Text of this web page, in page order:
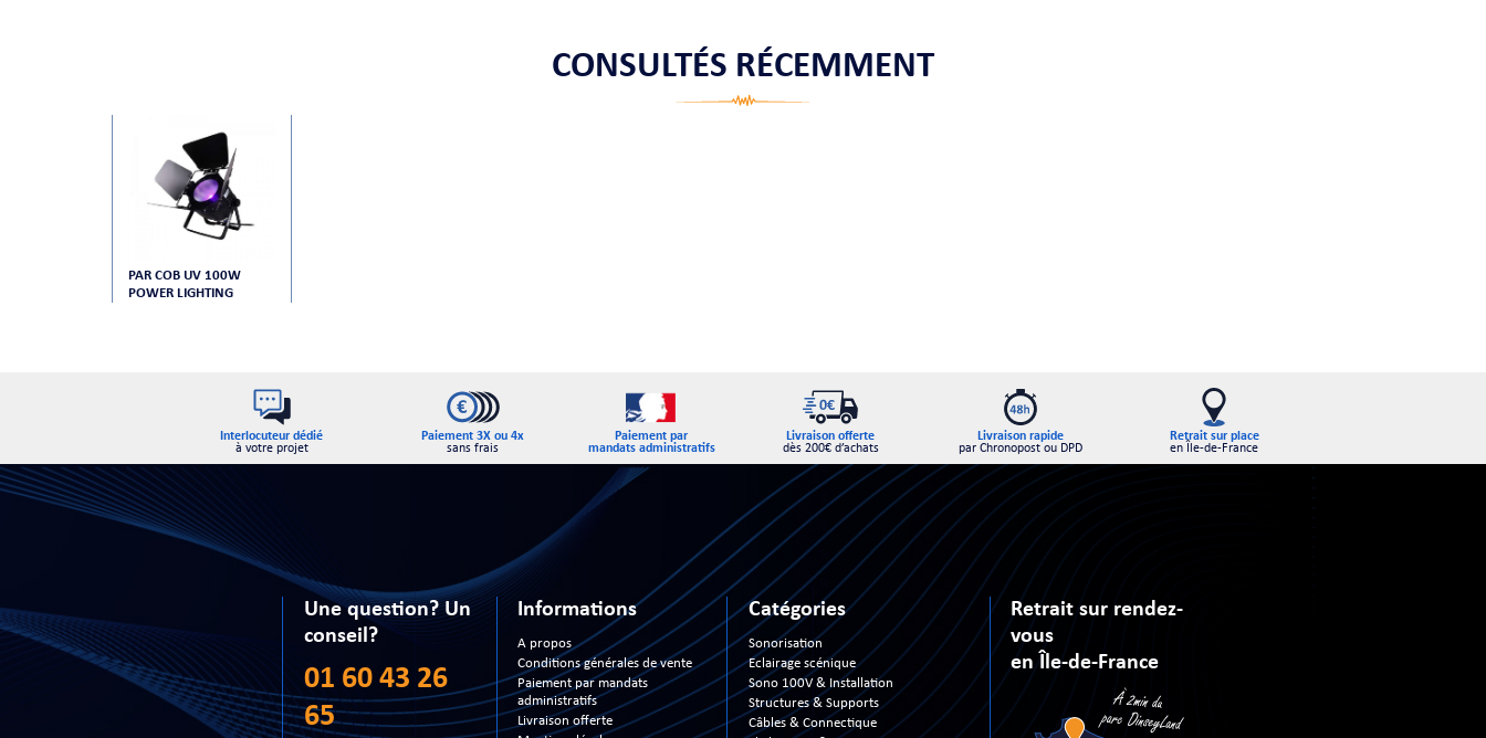
CONSULTÉS RÉCEMMENT
PAR COB UV 100W
POWER LIGHTING
Interlocuteur dédié
à votre projet
Paiement 3X ou 4x
sans frais
Paiement par
mandats administratifs
Livraison offerte
dès 200€ d’achats
Livraison rapide
par Chronopost ou DPD
Retrait sur place
en Île-de-France
Une question? Un
conseil?
01 60 43 26
65
Informations
A propos
Conditions générales de vente
Paiement par mandats
administratifs
Livraison offerte
Catégories
Sonorisation
Eclairage scénique
Sono 100V & Installation
Structures & Supports
Câbles & Connectique
Retrait sur rendez-
vous
en Île-de-France